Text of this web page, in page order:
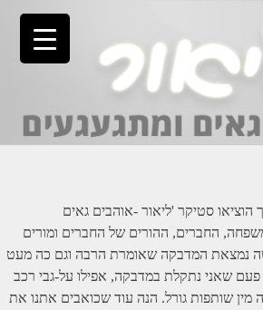
הוציאו סטיקר 'ליאור -אוהבים גאים
החברים, ההורים של החברים ומורים
נמצאת המדבקה שאומרת הרבה וגם כה מעט
שאני נתקלת במדבקה, אפילו על-גבי רכב
מין שותפות גורל. הנה עוד שכואבים אתנו את